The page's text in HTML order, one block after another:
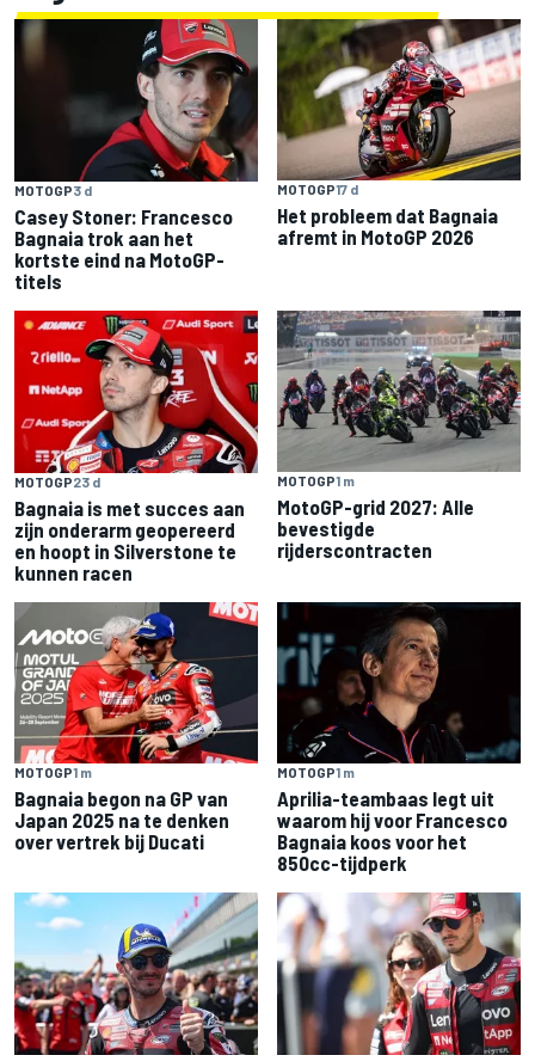
MOTOGP3 d
Casey Stoner: Francesco
Bagnaia trok aan het
kortste eind na MotoGP-
titels
MOTOGP17 d
Het probleem dat Bagnaia
afremt in MotoGP 2026
MOTOGP23 d
Bagnaia is met succes aan
zijn onderarm geopereerd
en hoopt in Silverstone te
kunnen racen
MOTOGP1 m
MotoGP-grid 2027: Alle
bevestigde
rijderscontracten
MOTOGP1 m
Bagnaia begon na GP van
Japan 2025 na te denken
over vertrek bij Ducati
MOTOGP1 m
Aprilia-teambaas legt uit
waarom hij voor Francesco
Bagnaia koos voor het
850cc-tijdperk